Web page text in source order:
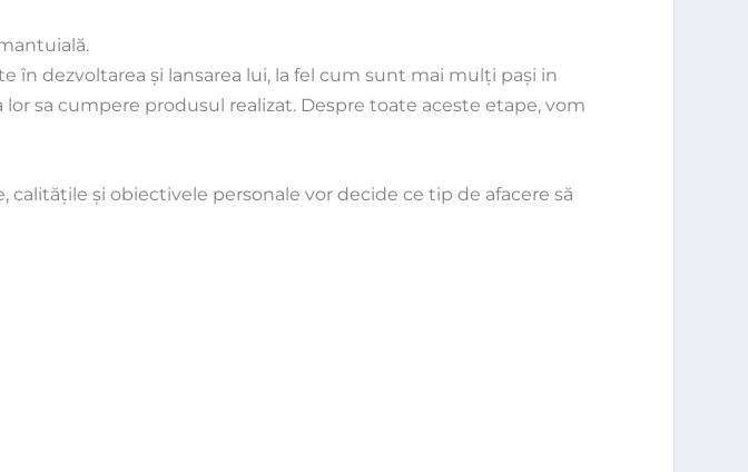
dezvoltarea şi lansarea lui, la fel cum sunt mai mulţi paşi in
sa cumpere produsul realizat. Despre toate aceste etape, vom
şi obiectivele personale vor decide ce tip de afacere să